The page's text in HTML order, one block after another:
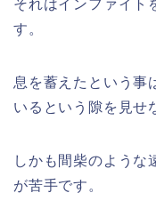
それはインファイト
す。
息を蓄えたという事
いるという隙を見せ
しかも間柴のような
が苦手です。